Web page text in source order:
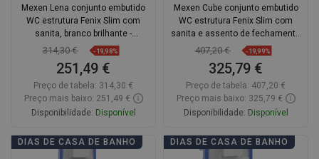
Mexen Lena conjunto embutido
WC estrutura Fenix Slim com
sanita, branco brilhante -
6103322XX00
314,30 € -19,98%
251,49 €
Preço de tabela: 314,30 €
Preço mais baixo: 251,49 €
Disponibilidade: Disponível
Adicionar
Mexen Cube conjunto embutido
WC estrutura Fenix Slim com
sanita e assento de fechamento
suave, branco brilhante -
407,20 € -19,99%
325,79 €
Preço de tabela: 407,20 €
Preço mais baixo: 325,79 €
Disponibilidade: Disponível
Adicionar
DIAS DE CASA DE BANHO DIAS DE CASA DE BANHO